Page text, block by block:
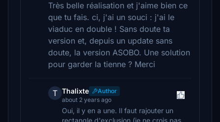
Très belle réalisation et j'aime bien ce
que tu fais. ci, j'ai un souci : j'ai le
viaduc en double ! Sans doute ta
version et, depuis un update sans
doute, la version ASOBO. Une solution
pour garder la tienne ? Merci
T Thalixte
Author
about 2 years ago
Oui, il y en a une. Il faut rajouter un
rectangle d'exclusion (je ne crois pas